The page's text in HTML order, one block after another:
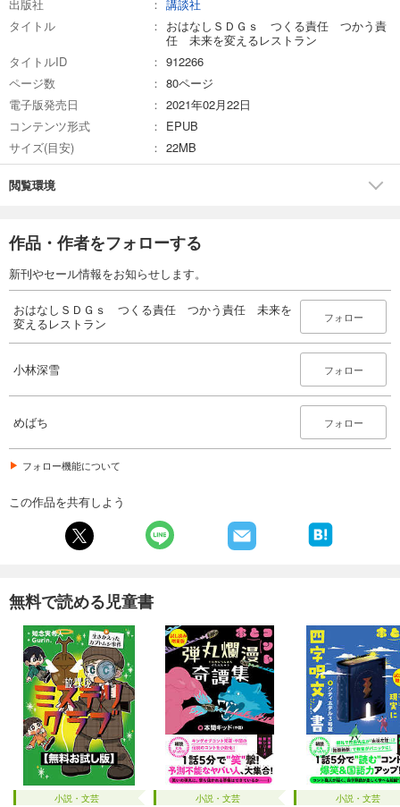
出版社
講談社
タイトル
おはなしＳＤＧｓ つくる責任 つかう責
任 未来を変えるレストラン
タイトルID
912266
ページ数
80ページ
電子版発売日
2021年02月22日
コンテンツ形式
EPUB
サイズ(目安)
22MB
閲覧環境
作品・作者をフォローする
新刊やセール情報をお知らせします。
おはなしＳＤＧｓ つくる責任 つかう責任 未来を
変えるレストラン
フォロー
小林深雪 フォロー
めばち フォロー
フォロー機能について
この作品を共有しよう
無料で読める児童書
小説・文芸 小説・文芸 小説・文芸